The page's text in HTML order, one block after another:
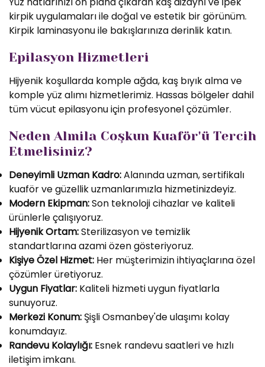
kirpik uygulamaları ile doğal ve estetik bir görünüm.
Kirpik laminasyonu ile bakışlarınıza derinlik katın.
Epilasyon Hizmetleri
Hijyenik koşullarda komple ağda, kaş bıyık alma ve
komple yüz alımı hizmetlerimiz. Hassas bölgeler dahil
tüm vücut epilasyonu için profesyonel çözümler.
Neden Almila Coşkun Kuaför'ü Tercih
Etmelisiniz?
Deneyimli Uzman Kadro:Alanında uzman, sertifikalı
kuaför ve güzellik uzmanlarımızla hizmetinizdeyiz.
Modern Ekipman:Son teknoloji cihazlar ve kaliteli
ürünlerle çalışıyoruz.
Hijyenik Ortam:Sterilizasyon ve temizlik
standartlarına azami özen gösteriyoruz.
Kişiye Özel Hizmet: Her müşterimizin ihtiyaçlarına özel
çözümler üretiyoruz.
Uygun Fiyatlar: Kaliteli hizmeti uygun fiyatlarla
sunuyoruz.
Merkezi Konum: Şişli Osmanbey'de ulaşımı kolay
konumdayız.
Randevu Kolaylığı: Esnek randevu saatleri ve hızlı
iletişim imkanı.